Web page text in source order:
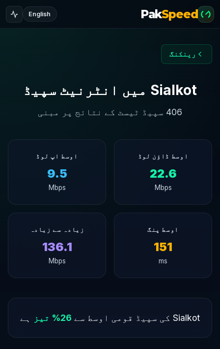
PakSpeed
English
رینکنگ
Sialkot میں انٹرنیٹ سپیڈ
406 سپیڈ ٹیسٹ کے نتائج پر مبنی
اوسط ڈاؤن لوڈ
22.6
Mbps
اوسط اپ لوڈ
9.5
Mbps
اوسط پنگ
151
ms
زیادہ سے زیادہ
136.1
Mbps
Sialkot کی سپیڈ قومی اوسط سے 26% تیز ہے